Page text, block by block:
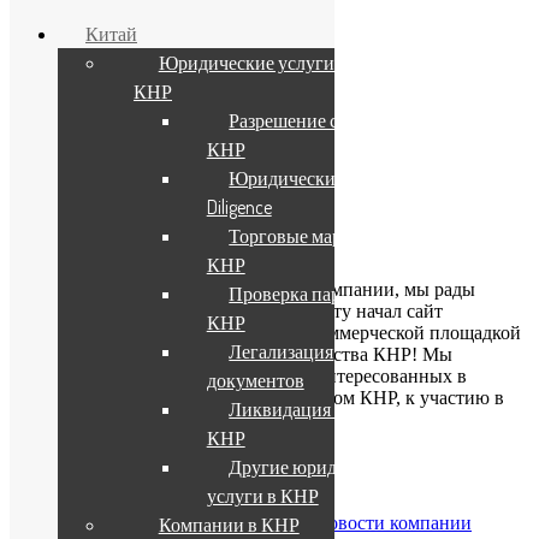
Вакансии
chinalegal.news
Уважаемые посетители сайта нашей компании, мы рады
проинформировать Вас о том, что работу начал сайт
, который является некоммерческой площадкой
для обсуждения новостей законодательства КНР! Мы
приглашаем всех экспертов и лиц, заинтересованных в
вопросах, связанных с законодательством КНР, к участию в
Опубликовано
21/09/2017в рубрике
Новости компании
Китай
Юридические услуги в
КНР
Разрешение споров в
КНР
Юридический Due
Diligence
Торговые марки в
КНР
Проверка партнера в
КНР
Легализация
документов
Ликвидация бизнеса в
КНР
Другие юридические
услуги в КНР
Компании в КНР